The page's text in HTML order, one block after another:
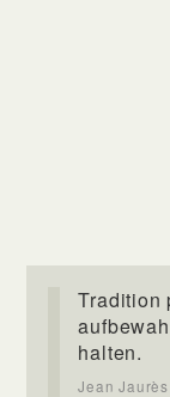
Tradition
halten.
Jean